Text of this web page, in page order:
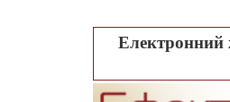
Електронний